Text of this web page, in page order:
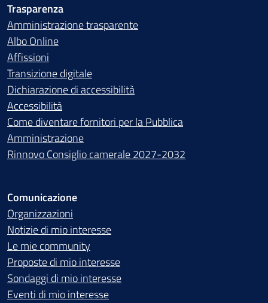
Trasparenza
Amministrazione trasparente
Albo Online
Affissioni
Transizione digitale
Dichiarazione di accessibilità
Accessibilità
Come diventare fornitori per la Pubblica
Amministrazione
Rinnovo Consiglio camerale 2027-2032
Comunicazione
Organizzazioni
Notizie di mio interesse
Le mie community
Proposte di mio interesse
Sondaggi di mio interesse
Eventi di mio interesse